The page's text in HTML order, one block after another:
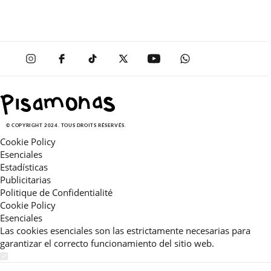
© COPYRIGHT 2024. TOUS DROITS RÉSERVÉS.
Cookie Policy
Esenciales
Estadísticas
Publicitarias
Politique de Confidentialité
Cookie Policy
Esenciales
Las cookies esenciales son las estrictamente necesarias para
garantizar el correcto funcionamiento del sitio web.